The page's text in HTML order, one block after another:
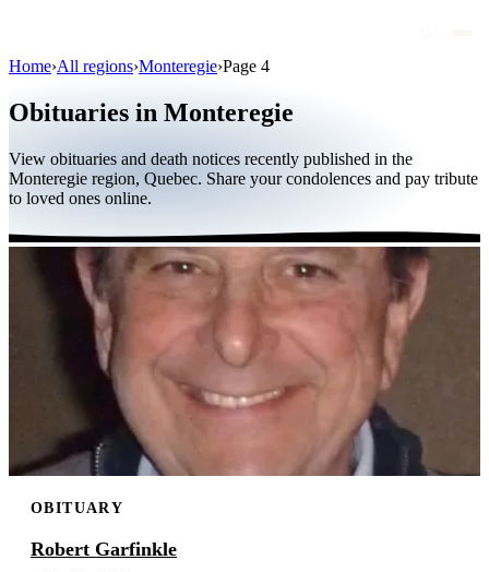
Public figures
Quebec
Canada
International
By region
Funeral homes
Blog
Search
Home›All regions›Monteregie›Page 4
Obituaries in Monteregie
View obituaries and death notices recently published in the
Monteregie region, Quebec. Share your condolences and pay tribute
to loved ones online.
OBITUARY
Robert Garfinkle